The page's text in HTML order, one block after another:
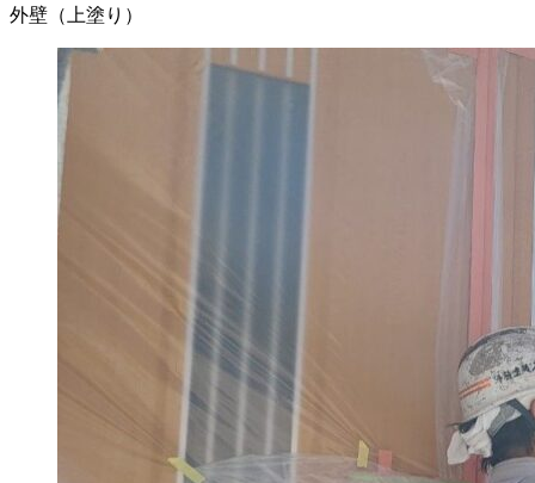
外壁（上塗り）